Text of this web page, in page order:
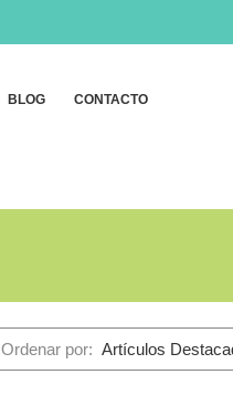
BLOG CONTACTO
Ordenar por: